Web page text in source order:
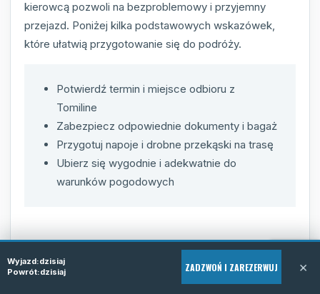
kierowcą pozwoli na bezproblemowy i przyjemny
przejazd. Poniżej kilka podstawowych wskazówek,
które ułatwią przygotowanie się do podróży.
Potwierdź termin i miejsce odbioru z
Tomiline
Zabezpiecz odpowiednie dokumenty i bagaż
Przygotuj napoje i drobne przekąski na trasę
Ubierz się wygodnie i adekwatnie do
warunków pogodowych
Dlaczego warto wybrać
Tomiline
Wyjazd:dzisiaj
Powrót:dzisiaj ZADZWOŃ I ZAREZERWUJ ×